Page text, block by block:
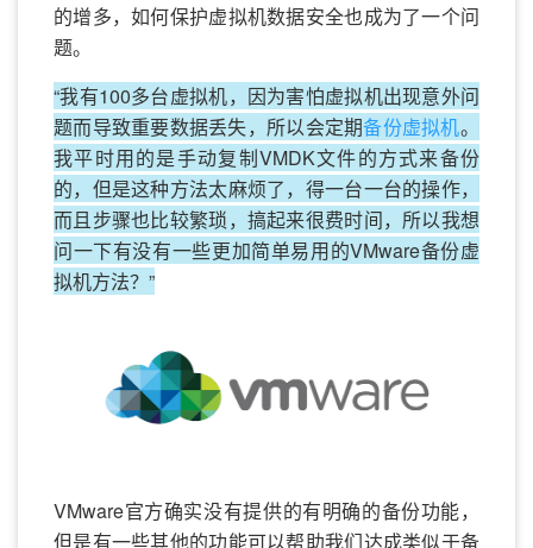
的增多，如何保护虚拟机数据安全也成为了一个问
题。
“我有100多台虚拟机，因为害怕虚拟机出现意外问
题而导致重要数据丢失，所以会定期备份虚拟机。
我平时用的是手动复制VMDK文件的方式来备份
的，但是这种方法太麻烦了，得一台一台的操作，
而且步骤也比较繁琐，搞起来很费时间，所以我想
问一下有没有一些更加简单易用的VMware备份虚
拟机方法？”
VMware官方确实没有提供的有明确的备份功能，
但是有一些其他的功能可以帮助我们达成类似于备